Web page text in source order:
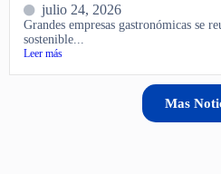
julio 24, 2026
Grandes empresas gastronómicas se
sostenible...
Leer más
Mas